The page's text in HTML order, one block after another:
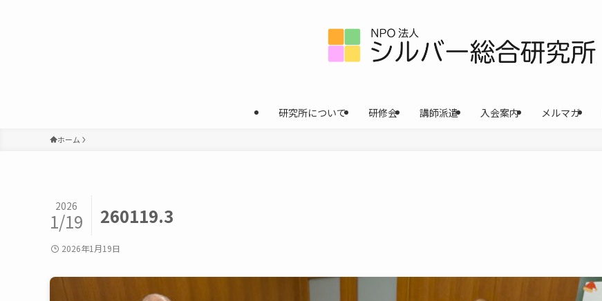
研究所について 研修会 講師派遣 入会案内 メルマガ
ホーム
260119.3
2026
1/19
2026年1月19日